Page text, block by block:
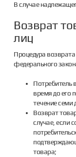
В случае
Возврат
лиц
Процедура
федерального
Потребитель
время до его
течение семи
Возврат
случае, если
товара;